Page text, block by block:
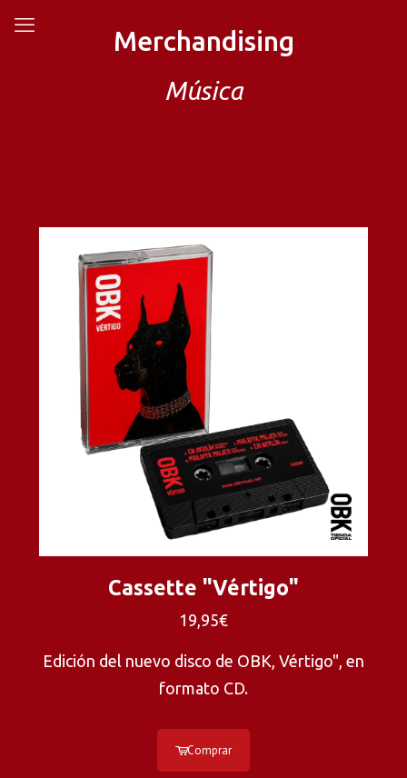
Merchandising
Música
Cassette "Vértigo"
19,95€
Edición del nuevo disco de OBK, Vértigo", en
formato CD.
Comprar